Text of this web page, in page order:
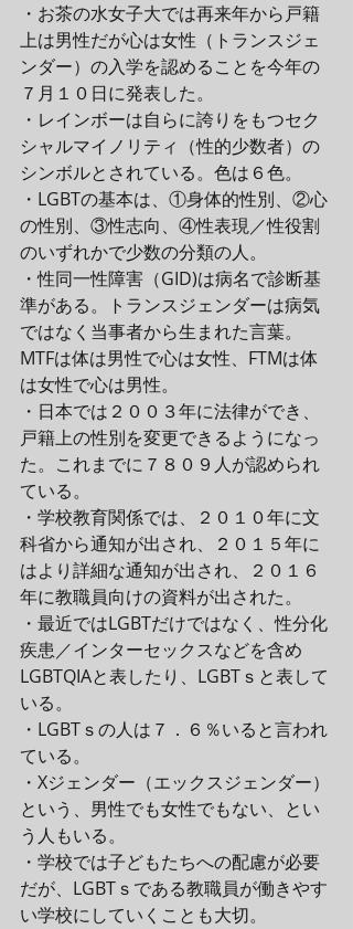
・お茶の水女子大では再来年から戸籍
上は男性だが心は女性（トランスジェ
ンダー）の入学を認めることを今年の
７月１０日に発表した。
・レインボーは自らに誇りをもつセク
シャルマイノリティ（性的少数者）の
シンボルとされている。色は６色。
・LGBTの基本は、①身体的性別、②心
の性別、③性志向、④性表現／性役割
のいずれかで少数の分類の人。
・性同一性障害（GID)は病名で診断基
準がある。トランスジェンダーは病気
ではなく当事者から生まれた言葉。
MTFは体は男性で心は女性、FTMは体
は女性で心は男性。
・日本では２００３年に法律ができ、
戸籍上の性別を変更できるようになっ
た。これまでに７８０９人が認められ
ている。
・学校教育関係では、２０１０年に文
科省から通知が出され、２０１５年に
はより詳細な通知が出され、２０１６
年に教職員向けの資料が出された。
・最近ではLGBTだけではなく、性分化
疾患／インターセックスなどを含め
LGBTQIAと表したり、LGBTｓと表して
いる。
・LGBTｓの人は７．６％いると言われ
ている。
・Xジェンダー（エックスジェンダー）
という、男性でも女性でもない、とい
う人もいる。
・学校では子どもたちへの配慮が必要
だが、LGBTｓである教職員が働きやす
い学校にしていくことも大切。